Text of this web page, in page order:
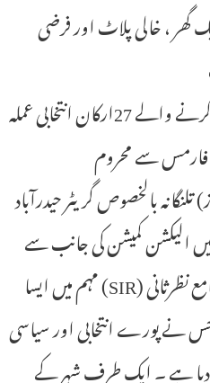
گھر ، خالی پلاٹ اور فرضی
حیدرآباد میں لاپرواہی کا مظاہرہ کرنے والے 27ارکان انتخابی عملہ
فارمس سے محروم
تلنگانہ بالخصوص گریٹر حیدرآباد
الیکشن کمیشن کی جانب سے
چلائی جانے والی ووٹر لسٹ جامع نظرثانی (SIR) مہم میں ایسا
جس نے پورے انتخابی اور سیاسی
ہے ۔ ایک طرف شہر کے